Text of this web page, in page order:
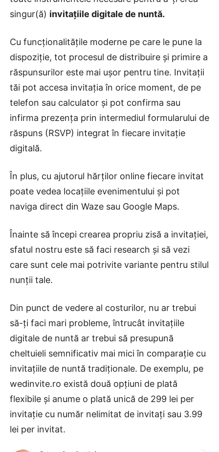
singur(ă) invitațiile digitale de nuntă.
Cu funcționalitățile moderne pe care le pune la
dispoziție, tot procesul de distribuire și primire a
răspunsurilor este mai ușor pentru tine. Invitații
tăi pot accesa invitația în orice moment, de pe
telefon sau calculator și pot confirma sau
infirma prezența prin intermediul formularului de
răspuns (RSVP) integrat în fiecare invitație
digitală.
În plus, cu ajutorul hărților online fiecare invitat
poate vedea locațiile evenimentului și pot
naviga direct din Waze sau Google Maps.
Înainte să începi crearea propriu zisă a invitației,
sfatul nostru este să faci research și să vezi
care sunt cele mai potrivite variante pentru stilul
nunții tale.
Din punct de vedere al costurilor, nu ar trebui
să-ți faci mari probleme, întrucât invitațiile
digitale de nuntă ar trebui să presupună
cheltuieli semnificativ mai mici în comparație cu
invitațiile de nuntă tradiționale. De exemplu, pe
wedinvite.ro există două opțiuni de plată
flexibile și anume o plată unică de 299 lei per
invitație cu număr nelimitat de invitați sau 3.99
lei per invitat.